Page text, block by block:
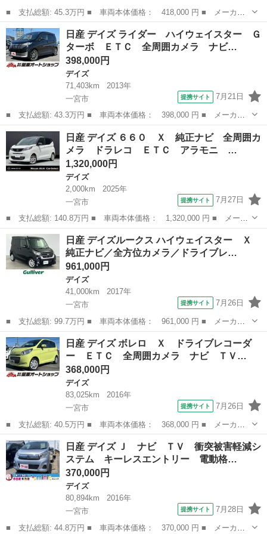
■ 支払総額: 45.3万円 ■ 車両本体価格： 418,000 円 ■ メーカー
名： 日産 ■ 車種名： デイズ ■ グレード名： ハイウェイスタ
ー Ｇ 全周囲カメラ ナビ ＴＶ オートライト ＨＩＤ スマー
トキー アイ...
愛知 一宮市 デイズ
日産 デイズ ライダー ハイウェイスター Ｇ
ターボ ＥＴＣ 全周囲カメラ ナビ…
398,000円
デイズ
71,403km
2013年
一宮市
提携サイト 7月21日
■ 支払総額: 43.3万円 ■ 車両本体価格： 398,000 円 ■ メーカー
名： 日産 ■ 車種名： デイズ ■ グレード名： ライダー ハイ
ウェイスター Ｇターボ ＥＴＣ 全周囲カメラ ナビ ＴＶ オー
トライト Ｈ...
愛知 一宮市 デイズ
日産 デイズ ６６０ Ｘ 純正ナビ 全周囲カ
メラ ドラレコ ＥＴＣ アラモニ …
1,320,000円
デイズ
2,000km
2025年
一宮市
提携サイト 7月27日
■ 支払総額: 140.8万円 ■ 車両本体価格： 1,320,000 円 ■ メーカ
ー名： 日産 ■ 車種名： デイズ ■ グレード名： ６６０ Ｘ
純正ナビ 全周囲カメラ ドラレコ ＥＴＣ アラモニ 整備記録
簿 車線逸...
愛知 一宮市 デイズ
日産 デイズルークス ハイウェイスター Ｘ
純正ナビ／全方位カメラ／ドライブレ…
961,000円
デイズ
41,000km
2017年
一宮市
提携サイト 7月26日
■ 支払総額: 99.7万円 ■ 車両本体価格： 961,000 円 ■ メーカー
名： 日産 ■ 車種名： デイズルークス ■ グレード名： ハイウ
ェイスター Ｘ 純正ナビ／全方位カメラ／ドライブレコーダー／衝
突軽減ブレー...
愛知 一宮市 デイズ
日産 デイズ ボレロ Ｘ ドライブレコーダ
ー ＥＴＣ 全周囲カメラ ナビ ＴＶ…
368,000円
デイズ
83,025km
2016年
一宮市
提携サイト 7月26日
■ 支払総額: 40.5万円 ■ 車両本体価格： 368,000 円 ■ メーカー
名： 日産 ■ 車種名： デイズ ■ グレード名： ボレロ Ｘ ド
ライブレコーダー ＥＴＣ 全周囲カメラ ナビ ＴＶ 衝突被害軽
減システム ...
愛知 一宮市 デイズ
日産 デイズ Ｊ ナビ ＴＶ 衝突被害軽減シ
ステム キーレスエントリー 電動格…
370,000円
デイズ
80,894km
2016年
一宮市
提携サイト 7月28日
■ 支払総額: 44.8万円 ■ 車両本体価格： 370,000 円 ■ メーカー